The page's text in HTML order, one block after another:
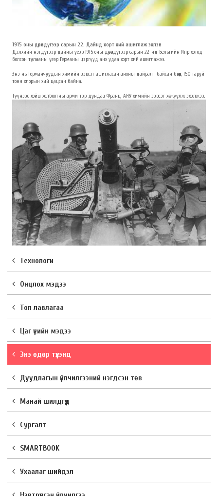
1915 оны дөрөвдүгээр сарын 22. Дайнд хорт хий ашиглаж эхлэв
Дэлхийн нэгдүгээр дайны үеэр 1915 оны дөрөвдүгээр сарын 22-нд Бельгийн Ипр хотод
болсон тулааны үеэр Германы цэргүүд анх удаа хорт хий ашиглажээ.
Энэ нь Германчуудын химийн зэвсэг ашигласан анхны дайралт байсан бөгөөд 150 гаруй
тонн хлорын хий цацсан байна.
Түүнээс хойш холбоотны арми тэр дундаа Франц, АНУ химийн зэвсэг хөгжүүлж эхэлжээ.
Технологи
Онцлох мэдээ
Топ лавлагаа
Цаг үеийн мэдээ
Энэ өдөр түүхэнд
Дуудлагын үйлчилгээний нэгдсэн төв
Манай шилдгүүд
Сургалт
SMARTBOOK
Ухаалаг шийдэл